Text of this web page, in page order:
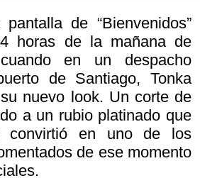
de “Bienvenidos”
horas de la mañana de
en un despacho
de Santiago, Tonka
nuevo look. Un corte de
a un rubio platinado que
convirtió en uno de los
de ese momento